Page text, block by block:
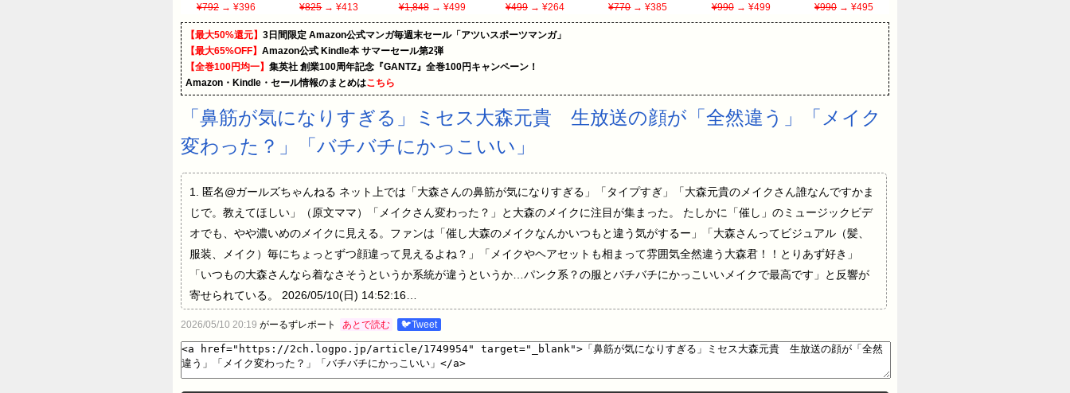
¥792 → ¥396 ¥825→ ¥413 ¥1,848→ ¥499 ¥499→ ¥264 ¥770→ ¥385 ¥990→ ¥499 ¥990→ ¥495
【最大50%還元】 3日間限定 Amazon公式マンガ毎週末セール「アツいスポーツマンガ」
【最大65%OFF】 Amazon公式 Kindle本 サマーセール第2弾
【全巻100円均一】 集英社 創業100周年記念『GANTZ』全巻100円キャンペーン！
Amazon・Kindle・セール情報のまとめはこちら
「鼻筋が気になりすぎる」ミセス大森元貴 生放送の顔が「全然違う」「メイク
変わった？」「バチバチにかっこいい」
1. 匿名@ガールズちゃんねる ネット上では「大森さんの鼻筋が気になりすぎる」「タイプすぎ」「大森元貴のメイクさん誰なんですかま
じで。教えてほしい」（原文ママ）「メイクさん変わった？」と大森のメイクに注目が集まった。 たしかに「催し」のミュージックビデ
オでも、やや濃いめのメイクに見える。ファンは「催し大森のメイクなんかいつもと違う気がするー」「大森さんってビジュアル（髪、
服装、メイク）毎にちょっとずつ顔違って見えるよね？」「メイクやヘアセットも相まって雰囲気全然違う大森君！！とりあず好き」
「いつもの大森さんなら着なさそうというか系統が違うというか…パンク系？の服とバチバチにかっこいいメイクで最高です」と反響が
寄せられている。 2026/05/10(日) 14:52:16…
2026/05/10 20:19 がーるずレポート あとで読む 🐦Tweet